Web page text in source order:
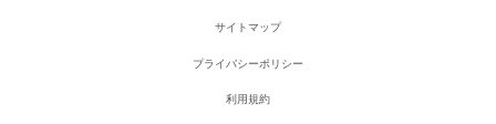
サイトマップ
プライバシーポリシー
利用規約